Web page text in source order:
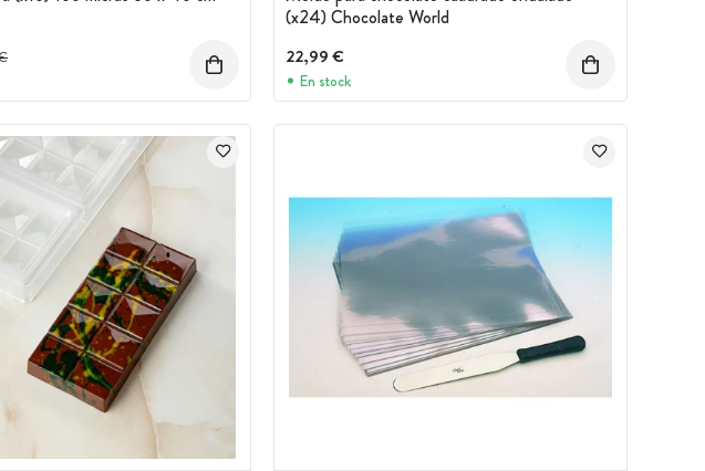
del descuento
(x24) Chocolate World
22,99 €
En stock